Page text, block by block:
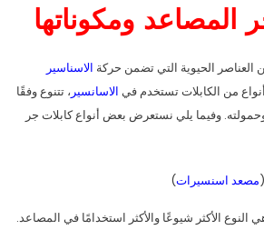
المصاعد ومكوناتها
العناصر الحيوية التي تضمن حركة الاسناسير
من الكابلات تستخدم في الاسانسير ، تتنوع وفقًا
وفيما يلي نستعرض بعض أنواع كابلات جر
مصعد اسنسيرات)
النوع الأكثر شيوعًا والأكثر استخدامًا في المصاعد.